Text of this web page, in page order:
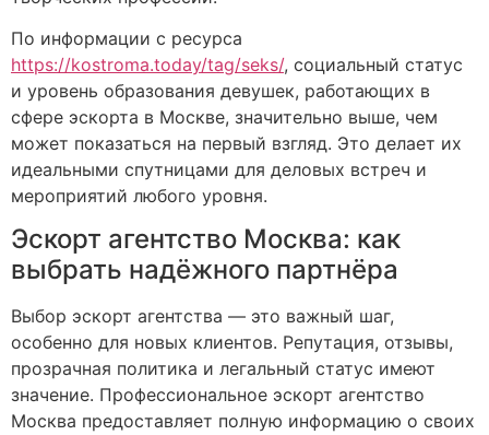
По информации с ресурса
https://kostroma.today/tag/seks/, социальный статус
и уровень образования девушек, работающих в
сфере эскорта в Москве, значительно выше, чем
может показаться на первый взгляд. Это делает их
идеальными спутницами для деловых встреч и
мероприятий любого уровня.
Эскорт агентство Москва: как
выбрать надёжного партнёра
Выбор эскорт агентства — это важный шаг,
особенно для новых клиентов. Репутация, отзывы,
прозрачная политика и легальный статус имеют
значение. Профессиональное эскорт агентство
Москва предоставляет полную информацию о своих